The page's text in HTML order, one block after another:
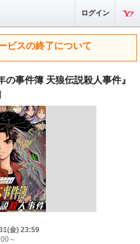
ログイン
ビスの終了について
の事件簿 天狼伝説殺人事件』
金) 23:59
～